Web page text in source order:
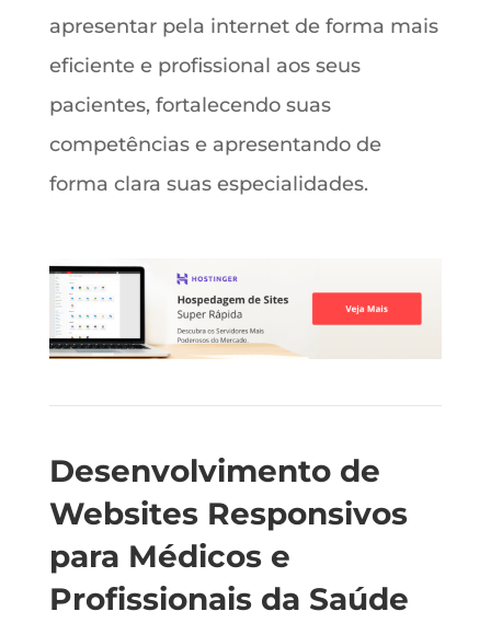
apresentar pela internet de forma mais
eficiente e profissional aos seus
pacientes, fortalecendo suas
competências e apresentando de
forma clara suas especialidades.
Desenvolvimento de
Websites Responsivos
para Médicos e
Profissionais da Saúde